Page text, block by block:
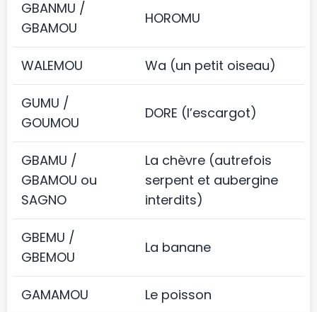
GBANMU /
GBAMOU
HOROMU
WALEMOU Wa (un petit oiseau)
GUMU /
GOUMOU
DORE (l’escargot)
GBAMU /
GBAMOU ou
SAGNO
La chèvre (autrefois
serpent et aubergine
interdits)
GBEMU /
GBEMOU
La banane
GAMAMOU Le poisson